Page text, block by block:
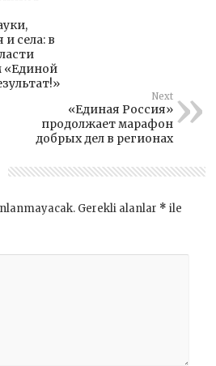
села: в
«Единой
Next
«Единая Россия»
продолжает марафон
добрых дел в регионах
Gerekli alanlar * ile